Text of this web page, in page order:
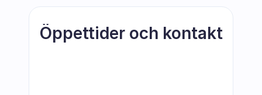
Öppettider och kontakt